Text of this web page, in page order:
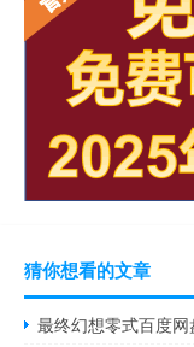
猜你想看的文章
最终幻想零式百度网